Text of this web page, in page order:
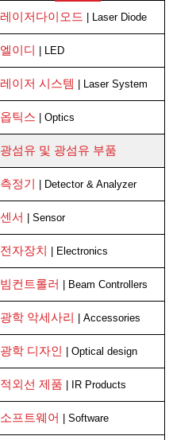
레이저다이오드 | Laser Diode
엘이디 | LED
레이저 시스템 | Laser System
옵틱스 | Optics
광섬유 및 광섬유 부품
측정기 | Detector & Analyzer
센서 | Sensor
전자장치 | Electronics
빔컨트롤러 | Beam Controllers
광학 악세사리 | Accessories
광학 디자인 | Optical design
적외선 제품 | IR Products
소프트웨어 | Software